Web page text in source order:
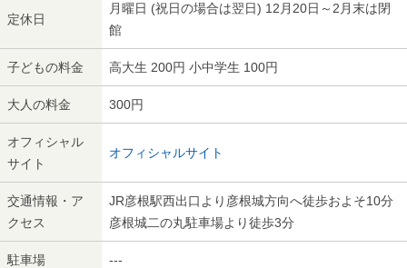
定休日
月曜日 (祝日の場合は翌日) 12月20日～2月末は閉
館
子どもの料金 高大生 200円 小中学生 100円
大人の料金 300円
オフィシャル
サイト
オフィシャルサイト
交通情報・ア
クセス
JR彦根駅西出口より彦根城方向へ徒歩およそ10分
彦根城二の丸駐車場より徒歩3分
駐車場 ---